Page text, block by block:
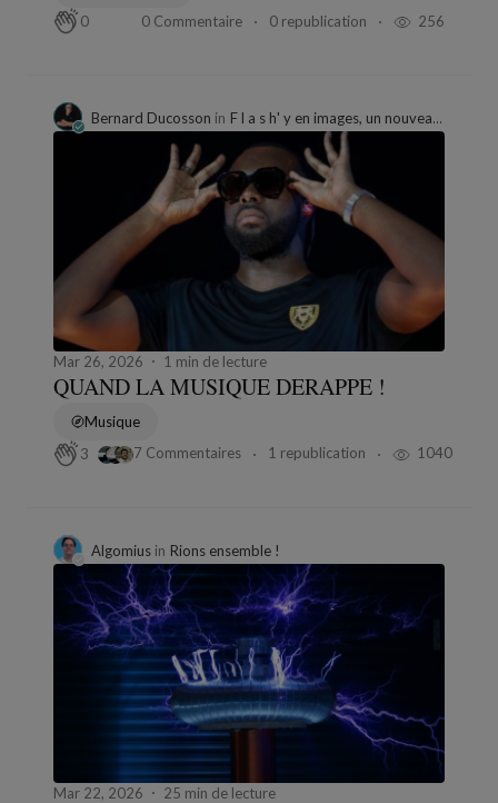
0
0 Commentaire 0 republication 256
Bernard Ducosson in F l a s h' y en images, un nouveau projecteur sur l'actualité
Mar 26, 2026 1 min de lecture
QUAND LA MUSIQUE DERAPPE !
Musique
3
7 Commentaires 1 republication 1040
Algomius in Rions ensemble !
Mar 22, 2026 25 min de lecture